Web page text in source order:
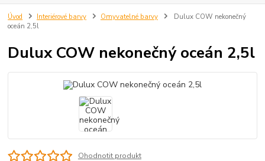
Úvod Interiérové barvy Omyvatelné barvy
Dulux COW nekonečný
oceán 2,5l
Dulux COW nekonečný oceán 2,5l
Ohodnotit produkt